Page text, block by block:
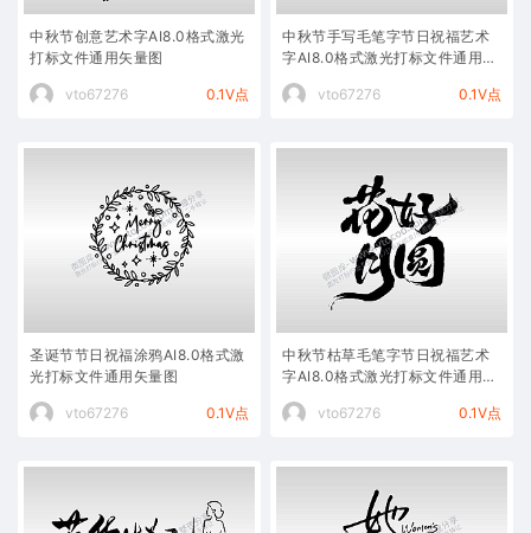
中秋节创意艺术字AI8.0格式激光
打标文件通用矢量图
vto67276 0.1V点
中秋节手写毛笔字节日祝福艺术
字AI8.0格式激光打标文件通用矢
量图
vto67276
0.1V点
圣诞节节日祝福涂鸦AI8.0格式激
光打标文件通用矢量图
vto67276 0.1V点
中秋节枯草毛笔字节日祝福艺术
字AI8.0格式激光打标文件通用矢
量图
vto67276
0.1V点